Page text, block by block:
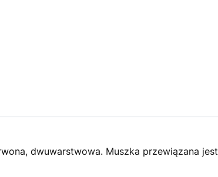
dwuwarstwowa. Muszka przewiązana jest